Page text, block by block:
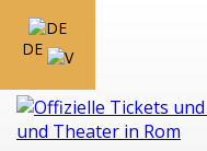
DE